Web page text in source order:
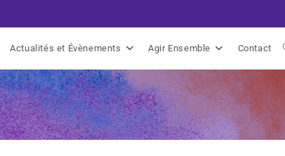
Actualités et Évènements Agir Ensemble Contact